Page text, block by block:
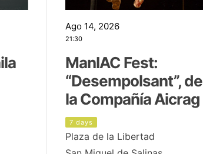
Ago 14, 2026
21:30
ManIAC Fest:
“Desempolsant”, de
la Compañía Aicrag
7 days
Plaza de la Libertad